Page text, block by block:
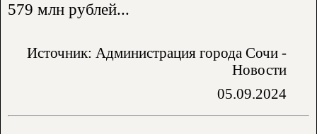
579 млн рублей...
Источник: Администрация города Сочи -
Новости
05.09.2024